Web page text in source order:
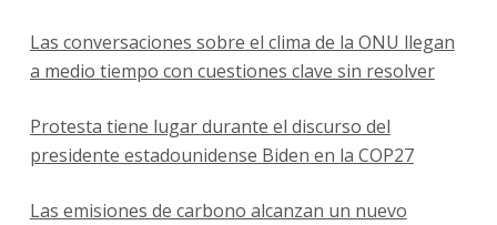
Las conversaciones sobre el clima de la ONU llegan
a medio tiempo con cuestiones clave sin resolver
Protesta tiene lugar durante el discurso del
presidente estadounidense Biden en la COP27
Las emisiones de carbono alcanzan un nuevo